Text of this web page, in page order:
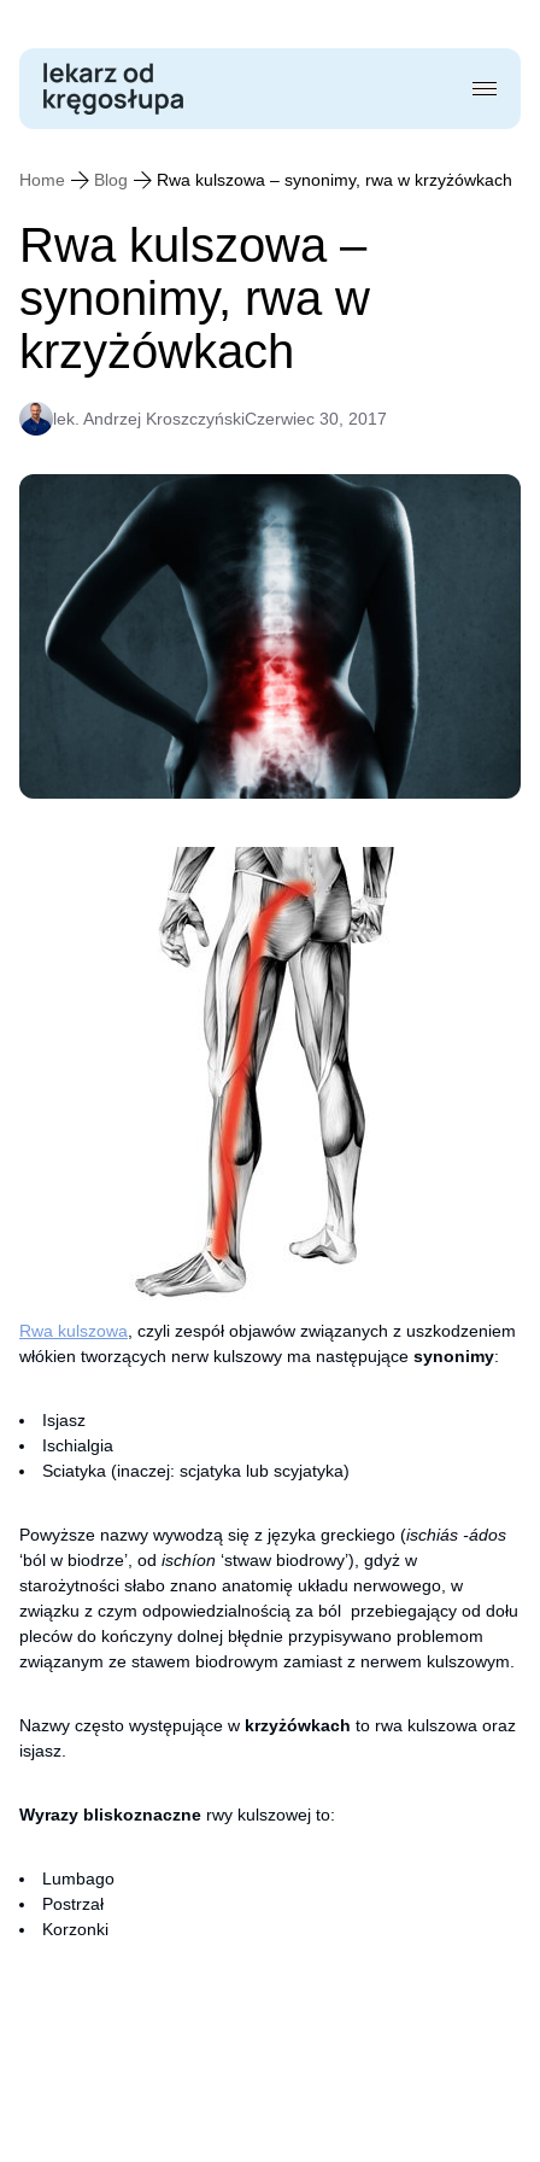
Skip
content
Home Blog Rwa kulszowa – synonimy, rwa w krzyżówkach
Rwa kulszowa –
synonimy, rwa w
krzyżówkach
lek. Andrzej KroszczyńskiCzerwiec 30, 2017
Rwa kulszowa , czyli zespół objawów związanych z uszkodzeniem
włókien tworzących nerw kulszowy ma następujące synonimy:
Isjasz
Ischialgia
Sciatyka (inaczej: scjatyka lub scyjatyka)
Powyższe nazwy wywodzą się z języka greckiego (ischiás -ádos
‘ból w biodrze’, od ischíon ‘stwaw biodrowy’), gdyż w
starożytności słabo znano anatomię układu nerwowego, w
związku z czym odpowiedzialnością za ból przebiegający od dołu
pleców do kończyny dolnej błędnie przypisywano problemom
związanym ze stawem biodrowym zamiast z nerwem kulszowym.
Nazwy często występujące w krzyżówkach to rwa kulszowa oraz
isjasz.
Wyrazy bliskoznaczne rwy kulszowej to:
Lumbago
Postrzał
Korzonki